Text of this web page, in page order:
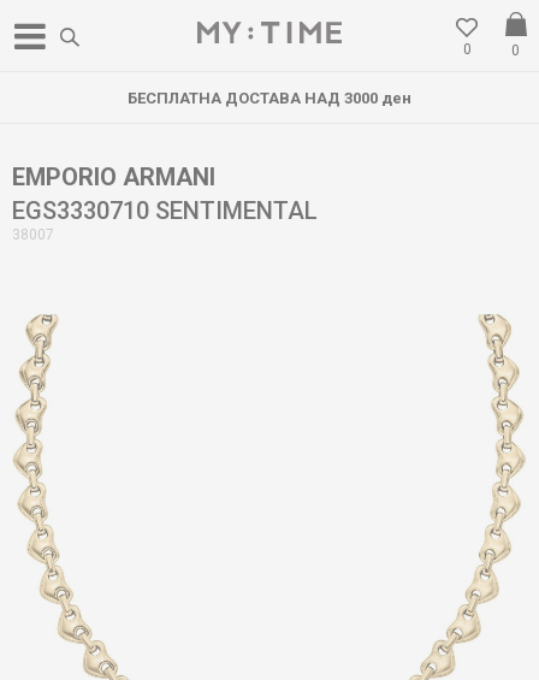
0
0
БЕСПЛАТНА ДОСТАВА НАД 3000 ден
EMPORIO ARMANI
EGS3330710 SENTIMENTAL
38007